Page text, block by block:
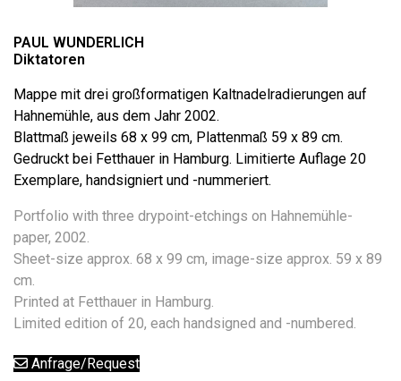
PAUL WUNDERLICH
Diktatoren
Mappe mit drei großformatigen Kaltnadelradierungen auf
Hahnemühle, aus dem Jahr 2002.
Blattmaß jeweils 68 x 99 cm, Plattenmaß 59 x 89 cm.
Gedruckt bei Fetthauer in Hamburg. Limitierte Auflage 20
Exemplare, handsigniert und -nummeriert.
Portfolio with three drypoint-etchings on Hahnemühle-
paper, 2002.
Sheet-size approx. 68 x 99 cm, image-size approx. 59 x 89
cm.
Printed at Fetthauer in Hamburg.
Limited edition of 20, each handsigned and -numbered.
Anfrage/Request